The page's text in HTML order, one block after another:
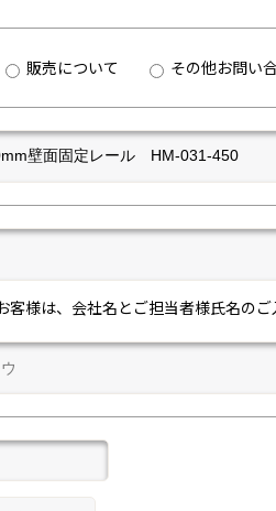
販売について その他お問い
様は、会社名とご担当者様氏名のご